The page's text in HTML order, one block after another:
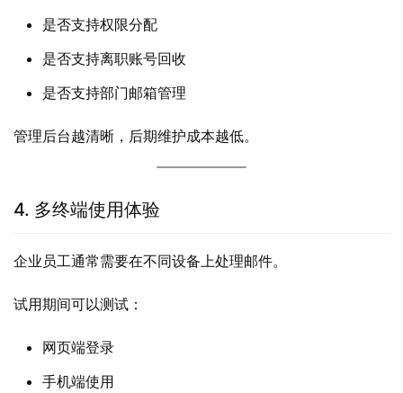
是否支持权限分配
是否支持离职账号回收
是否支持部门邮箱管理
管理后台越清晰，后期维护成本越低。
4. 多终端使用体验
企业员工通常需要在不同设备上处理邮件。
试用期间可以测试：
网页端登录
手机端使用